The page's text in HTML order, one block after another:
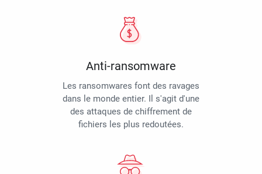
Anti-ransomware
Les ransomwares font des ravages
dans le monde entier. Il s'agit d'une
des attaques de chiffrement de
fichiers les plus redoutées.